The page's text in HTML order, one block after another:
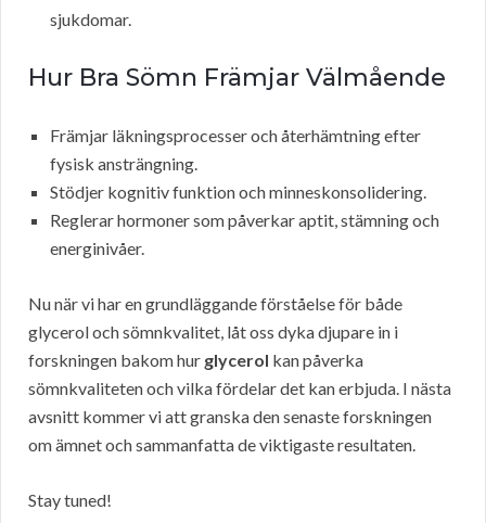
sjukdomar.
Hur Bra Sömn Främjar Välmående
Främjar läkningsprocesser och återhämtning efter
fysisk ansträngning.
Stödjer kognitiv funktion och minneskonsolidering.
Reglerar hormoner som påverkar aptit, stämning och
energinivåer.
Nu när vi har en grundläggande förståelse för både
glycerol och sömnkvalitet, låt oss dyka djupare in i
forskningen bakom hur glycerol kan påverka
sömnkvaliteten och vilka fördelar det kan erbjuda. I nästa
avsnitt kommer vi att granska den senaste forskningen
om ämnet och sammanfatta de viktigaste resultaten.
Stay tuned!